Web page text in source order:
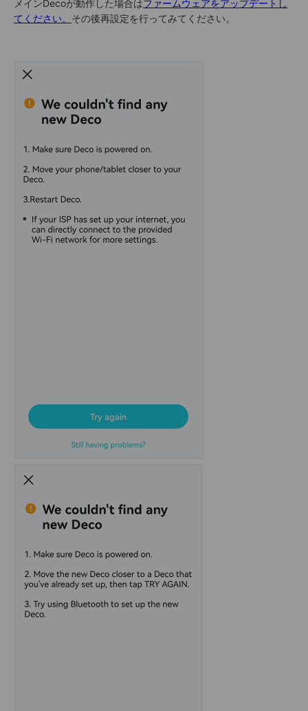
メインDecoが動作した場合はファームウェアをアップデートし
てください。 その後再設定を行ってみてください。